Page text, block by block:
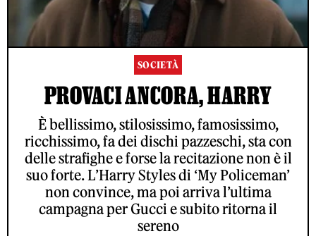
SOCIETÀ
PROVACI ANCORA, HARRY
È bellissimo, stilosissimo, famosissimo,
ricchissimo, fa dei dischi pazzeschi, sta con
delle strafighe e forse la recitazione non è il
suo forte. L’Harry Styles di ‘My Policeman’
non convince, ma poi arriva l’ultima
campagna per Gucci e subito ritorna il
sereno